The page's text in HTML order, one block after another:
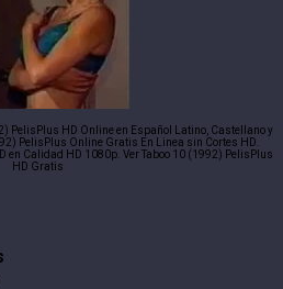
PelisPlus HD Online en Español Latino, Castellano y
PelisPlus Online Gratis En Linea sin Cortes HD.
en Calidad HD 1080p. Ver Taboo 10 (1992) PelisPlus
HD Gratis